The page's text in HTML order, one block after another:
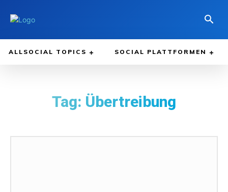
ALLSOCIAL TOPICS SOCIAL PLATTFORMEN
Tag: Übertreibung